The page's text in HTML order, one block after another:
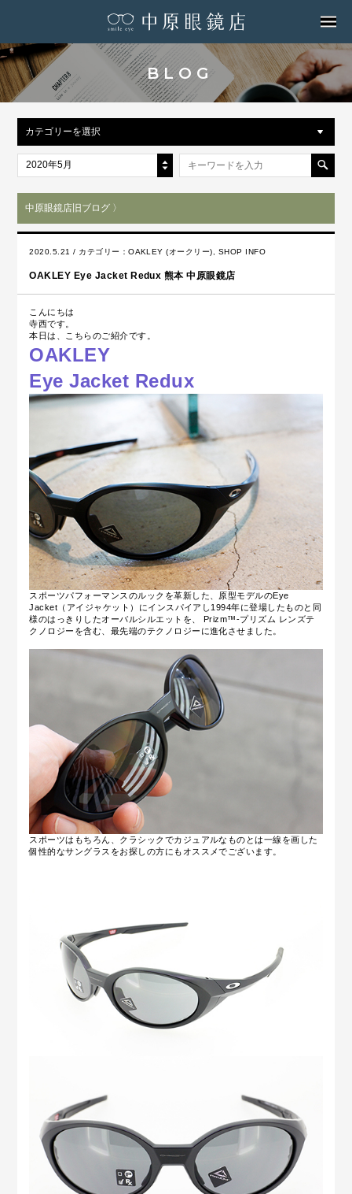
BLOG
カテゴリーを選択
2020年5月
中原眼鏡店旧ブログ 〉
2020.5.21 / カテゴリー：OAKLEY (オークリー) SHOP INFO
OAKLEY Eye Jacket Redux 熊本 中原眼鏡店
こんにちは
寺西です。
本日は、こちらのご紹介です。
OAKLEY
Eye Jacket Redux
スポーツパフォーマンスのルックを革新した、原型モデルのEye
Jacket（アイジャケット）にインスパイアし1994年に登場したものと同
様のはっきりしたオーバルシルエットを、 Prizm™‐プリズム レンズテ
クノロジーを含む、最先端のテクノロジーに進化させました。
スポーツはもちろん、クラシックでカジュアルなものとは一線を画した
個性的なサングラスをお探しの方にもオススメでございます。